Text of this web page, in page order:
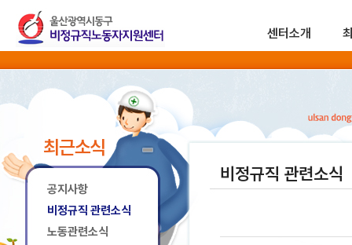
센터소개
최근소식
공지사항
비정규직 관련소식
노동관련소식
비정규직 관련소식